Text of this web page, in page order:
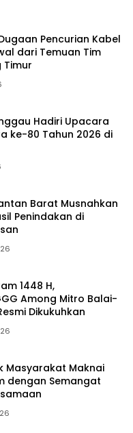
Pencurian Kabel
dari Temuan Tim
Timur
Hadiri Upacara
ke-80 Tahun 2026 di
Barat Musnahkan
Penindakan di
1448 H,
Among Mitro Balai-
Dikukuhkan
Masyarakat Maknai
dengan Semangat